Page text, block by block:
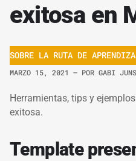
exitosa en
SOBRE LA RUTA DE
MARZO 15, 2021 – POR GABI JUNS
Herramientas, tips y
exitosa.
Template